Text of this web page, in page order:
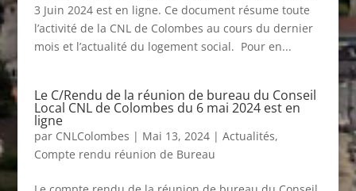
3 Juin 2024 est en ligne. Ce document résume toute
l’activité de la CNL de Colombes au cours du dernier
mois et l’actualité du logement social. Pour en...
Le C/Rendu de la réunion de bureau du Conseil
Local CNL de Colombes du 6 mai 2024 est en
ligne
par CNLColombes | Mai 13, 2024| Actualités,
Compte rendu réunion de Bureau